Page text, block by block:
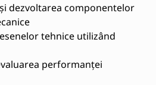
dezvoltarea componentelor
tehnice utilizând
performanței